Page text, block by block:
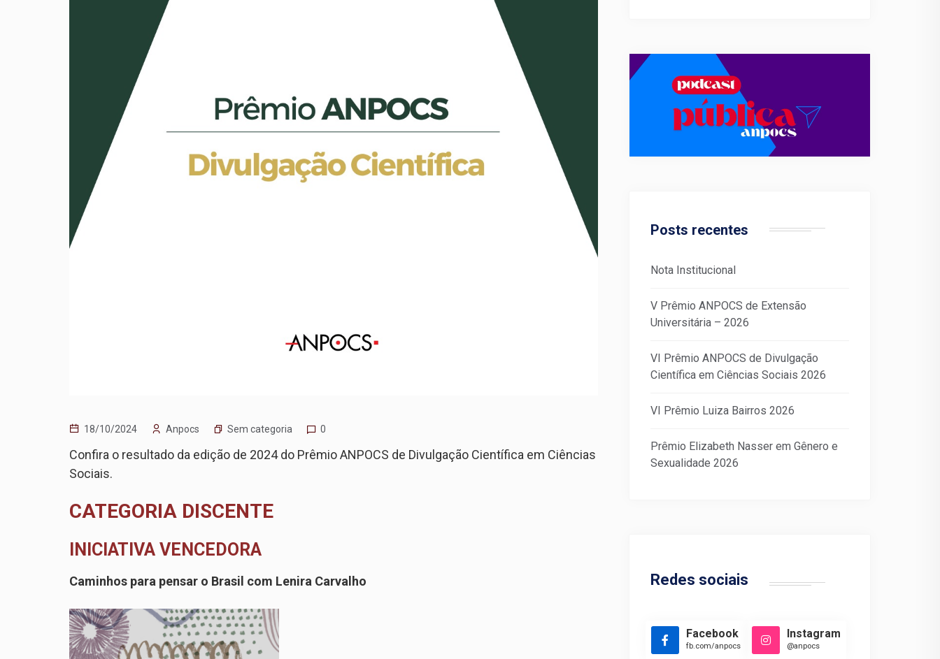
18/10/2024 Anpocs Sem categoria 0
Confira o resultado da edição de 2024 do Prêmio ANPOCS de Divulgação Científica em Ciências
Sociais.
CATEGORIA DISCENTE
INICIATIVA VENCEDORA
Caminhos para pensar o Brasil com Lenira Carvalho
Posts recentes
Nota Institucional
V Prêmio ANPOCS de Extensão
Universitária – 2026
VI Prêmio ANPOCS de Divulgação
Científica em Ciências Sociais 2026
VI Prêmio Luiza Bairros 2026
Prêmio Elizabeth Nasser em Gênero e
Sexualidade 2026
Redes sociais
Facebook
fb.com/anpocs
Instagram
@anpocs